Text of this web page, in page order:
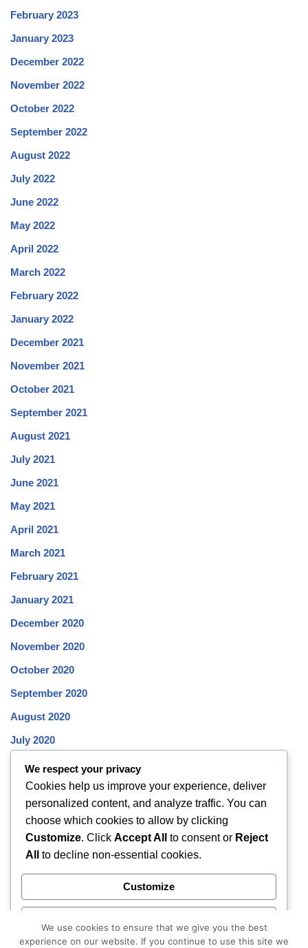
February 2023
January 2023
December 2022
November 2022
October 2022
September 2022
August 2022
July 2022
June 2022
May 2022
April 2022
March 2022
February 2022
January 2022
December 2021
November 2021
October 2021
September 2021
August 2021
July 2021
June 2021
May 2021
April 2021
March 2021
February 2021
January 2021
December 2020
November 2020
October 2020
September 2020
August 2020
July 2020
June 2020
May 2020
April 2020
March 2020
February 2020
December 2019
November 2019
We respect your privacy
Cookies help us improve your experience, deliver
personalized content, and analyze traffic. You can
choose which cookies to allow by clicking
Customize. Click Accept All to consent or Reject
All
to decline non-essential cookies.
Customize
We use cookies to ensure that we give you the best
experience on our website. If you continue to use this site we